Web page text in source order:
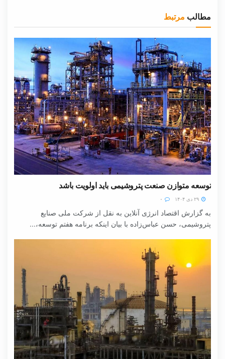
مطالب مرتبط
توسعه متوازن صنعت پتروشیمی باید اولویت باشد
به گزارش اقتصاد انرژی آنلاین به نقل از شرکت ملی صنایع
پتروشیمی، حسن عباس‌زاده با بیان اینکه برنامه هفتم توسعه،...